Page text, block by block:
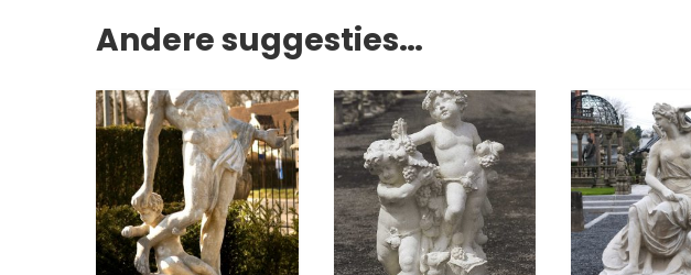
Andere suggesties…